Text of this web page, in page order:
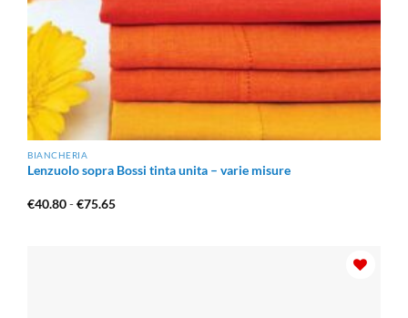
7436 TINTO FILO
BIANCHERIA
Lenzuolo sopra Bossi tinta unita – varie misure
€40.80-€75.65Fascia